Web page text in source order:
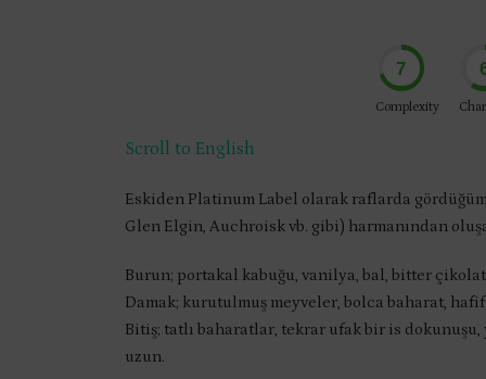
7
Complexity
Scroll to English
Eskiden Platinum Label olarak raflarda
Glen Elgin, Auchroisk vb. gibi) harmanından
Burun; portakal kabuğu, vanilya, bal, bitter
Damak; kurutulmuş meyveler, bolca baharat,
Bitiş; tatlı baharatlar, tekrar ufak bir is
uzun.